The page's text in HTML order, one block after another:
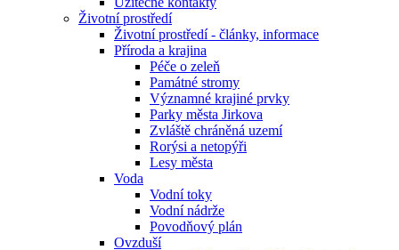
Životní prostředí
Životní prostředí - články, informace
Příroda a krajina
Péče o zeleň
Památné stromy
Významné krajiné prvky
Parky města Jirkova
Zvláště chráněná uzemí
Rorýsi a netopýři
Lesy města
Voda
Vodní toky
Vodní nádrže
Povodňový plán
Ovzduší